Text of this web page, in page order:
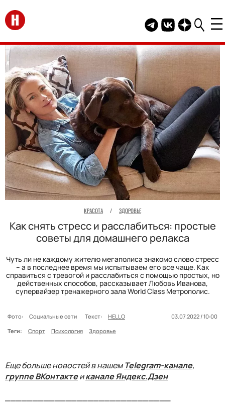
Перейти на главную
Telegram канал
Группа HELLO
Канал
КРАСОТА / ЗДОРОВЬЕ
Как снять стресс и расслабиться: простые
советы для домашнего релакса
Чуть ли не каждому жителю мегаполиса знакомо слово стресс
– а в последнее время мы испытываем его все чаще. Как
справиться с тревогой и расслабиться с помощью простых, но
действенных способов, рассказывает Любовь Иванова,
супервайзер тренажерного зала World Class Метрополис.
Фото: Социальные сети Текст: HELLO
03.07.2022 / 10:00
Теги:
Спорт Психология Здоровье
Еще больше новостей в нашемTelegram-канале,
группе ВКонтактеиканале Яндекс.Дзен